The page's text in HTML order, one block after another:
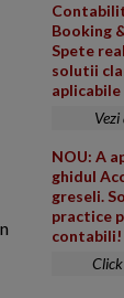
Booking
Spete
solutii
Vezi
NOU: A
ghidul
greseli.
practice
contabili!